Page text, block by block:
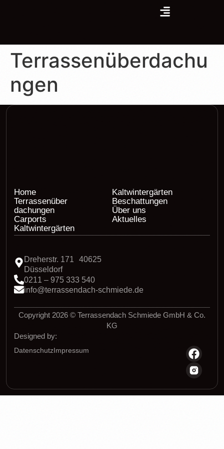
Terrassenüberdachu
ngen
Home
Terrassenüber
dachungen
Carports
Kaltwintergärten
Kaltwintergärten
Beschattungen
Über uns
Aktuelles
Dreherstr. 171 40625
Düsseldorf
0211 – 975 333 540
info@terrassendach-schmiede.de
Copyright 2026 © Terrassendach Schmiede GmbH & Co.
KG
Designed by:
DatenschutzImpressum